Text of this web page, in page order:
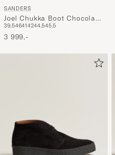
SANDERS
Joel Chukka Boot Chocolate
Suede
39,546414244,545,5
3 999,-